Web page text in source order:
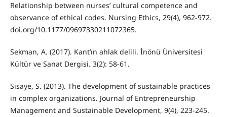
Relationship between nurses’ cultural competence and
observance of ethical codes. Nursing Ethics, 29(4), 962-972.
doi.org/10.1177/09697330211072365.
Sekman, A. (2017). Kant’ın ahlak delili. İnönü Üniversitesi
Kültür ve Sanat Dergisi. 3(2): 58-61.
Sisaye, S. (2013). The development of sustainable practices
in complex organizations. Journal of Entrepreneurship
Management and Sustainable Development, 9(4), 223-245.